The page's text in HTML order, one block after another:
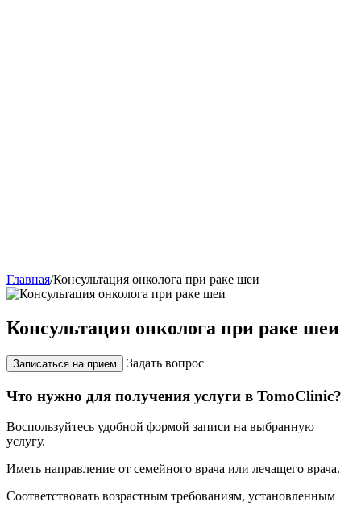
Главная/Консультация онколога при раке шеи
Консультация онколога при раке шеи
Записаться на прием Задать вопрос
Что нужно для получения услуги в TomoClinic?
Воспользуйтесь удобной формой записи на выбранную
услугу.
Иметь направление от семейного врача или лечащего врача.
Соответствовать возрастным требованиям, установленным